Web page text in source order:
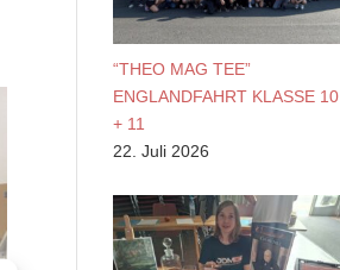
“THEO MAG TEE”
ENGLANDFAHRT KLASSE 10
+ 11
22. Juli 2026